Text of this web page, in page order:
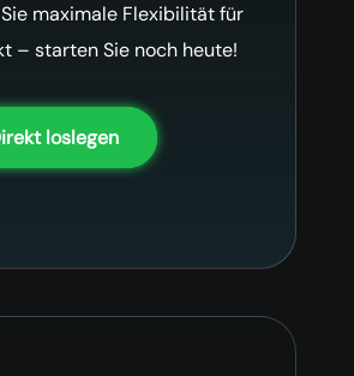
maximale Flexibilität für
– starten Sie noch heute!
loslegen